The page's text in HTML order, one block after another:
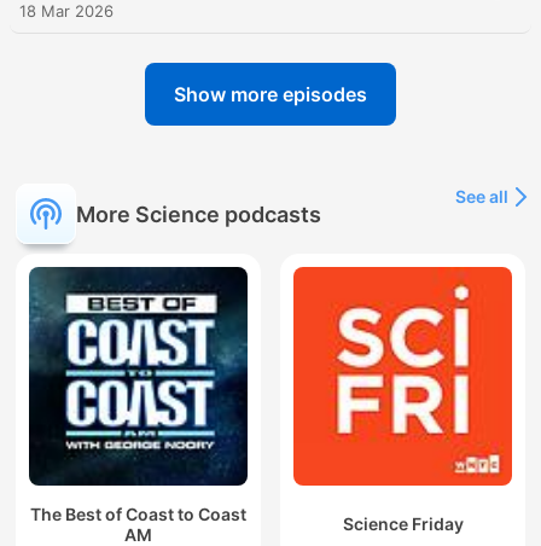
18 Mar 2026
Show more episodes
More Science podcasts
See all
The Best of Coast to Coast
AM
Science Friday